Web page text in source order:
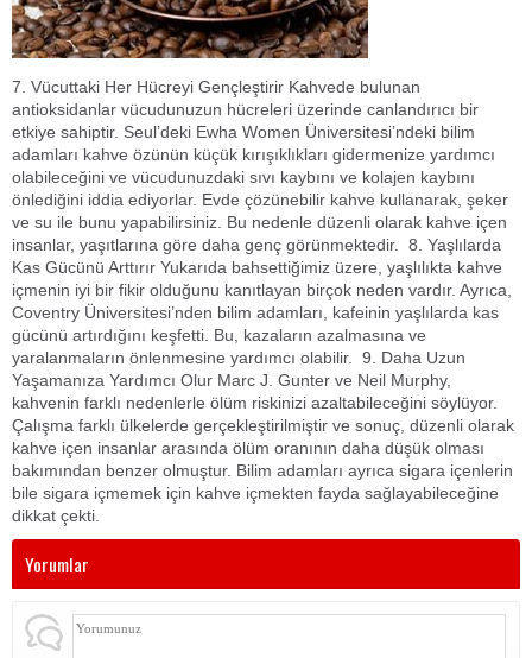
7. Vücuttaki Her Hücreyi Gençleştirir Kahvede bulunan
antioksidanlar vücudunuzun hücreleri üzerinde canlandırıcı bir
etkiye sahiptir. Seul’deki Ewha Women Üniversitesi’ndeki bilim
adamları kahve özünün küçük kırışıklıkları gidermenize yardımcı
olabileceğini ve vücudunuzdaki sıvı kaybını ve kolajen kaybını
önlediğini iddia ediyorlar. Evde çözünebilir kahve kullanarak, şeker
ve su ile bunu yapabilirsiniz. Bu nedenle düzenli olarak kahve içen
insanlar, yaşıtlarına göre daha genç görünmektedir. 8. Yaşlılarda
Kas Gücünü Arttırır Yukarıda bahsettiğimiz üzere, yaşlılıkta kahve
içmenin iyi bir fikir olduğunu kanıtlayan birçok neden vardır. Ayrıca,
Coventry Üniversitesi’nden bilim adamları, kafeinin yaşlılarda kas
gücünü artırdığını keşfetti. Bu, kazaların azalmasına ve
yaralanmaların önlenmesine yardımcı olabilir. 9. Daha Uzun
Yaşamanıza Yardımcı Olur Marc J. Gunter ve Neil Murphy,
kahvenin farklı nedenlerle ölüm riskinizi azaltabileceğini söylüyor.
Çalışma farklı ülkelerde gerçekleştirilmiştir ve sonuç, düzenli olarak
kahve içen insanlar arasında ölüm oranının daha düşük olması
bakımından benzer olmuştur. Bilim adamları ayrıca sigara içenlerin
bile sigara içmemek için kahve içmekten fayda sağlayabileceğine
dikkat çekti.
Yorumlar